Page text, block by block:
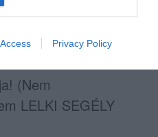
Privacy Policy
önnel!
(Nem
LELKI SEGÉLY